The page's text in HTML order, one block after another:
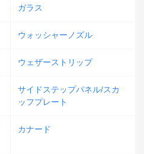
ガラス
ウォッシャーノズル
ウェザーストリップ
サイドステップパネル/スカ
ッフプレート
カナード